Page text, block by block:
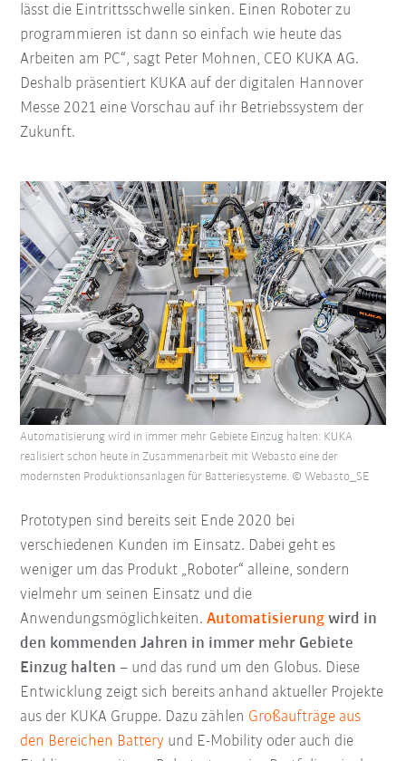
lässt die Eintrittsschwelle sinken. Einen Roboter zu
programmieren ist dann so einfach wie heute das
Arbeiten am PC“, sagt Peter Mohnen, CEO KUKA AG.
Deshalb präsentiert KUKA auf der digitalen Hannover
Messe 2021 eine Vorschau auf ihr Betriebssystem der
Zukunft.
Prototypen sind bereits seit Ende 2020 bei
verschiedenen Kunden im Einsatz. Dabei geht es
weniger um das Produkt „Roboter“ alleine, sondern
vielmehr um seinen Einsatz und die
Anwendungsmöglichkeiten.Automatisierung wird in
den kommenden Jahren in immer mehr Gebiete
Einzug halten – und das rund um den Globus. Diese
Entwicklung zeigt sich bereits anhand aktueller Projekte
aus der KUKA Gruppe. Dazu zählen Großaufträge aus
den Bereichen Battery und E-Mobility oder auch die
Automatisierung wird in immer mehr Gebiete Einzug halten: KUKA
realisiert schon heute in Zusammenarbeit mit Webasto eine der
modernsten Produktionsanlagen für Batteriesysteme. © Webasto_SE